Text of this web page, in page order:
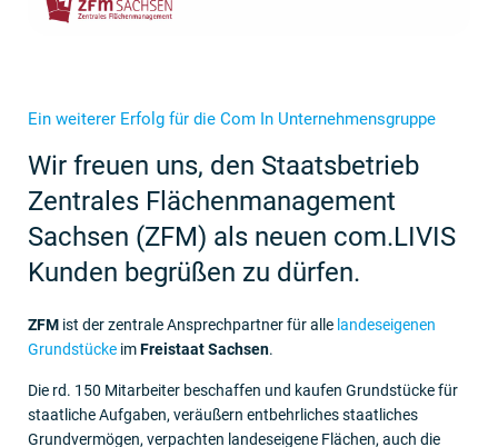
Ein weiterer Erfolg für die Com In Unternehmensgruppe
Wir freuen uns, den Staatsbetrieb
Zentrales Flächenmanagement
Sachsen (ZFM) als neuen com.LIVIS
Kunden begrüßen zu dürfen.
ZFM ist der zentrale Ansprechpartner für alle landeseigenen
Grundstücke imFreistaat Sachsen.
Die rd. 150 Mitarbeiter beschaffen und kaufen Grundstücke für
staatliche Aufgaben, veräußern entbehrliches staatliches
Grundvermögen, verpachten landeseigene Flächen, auch die